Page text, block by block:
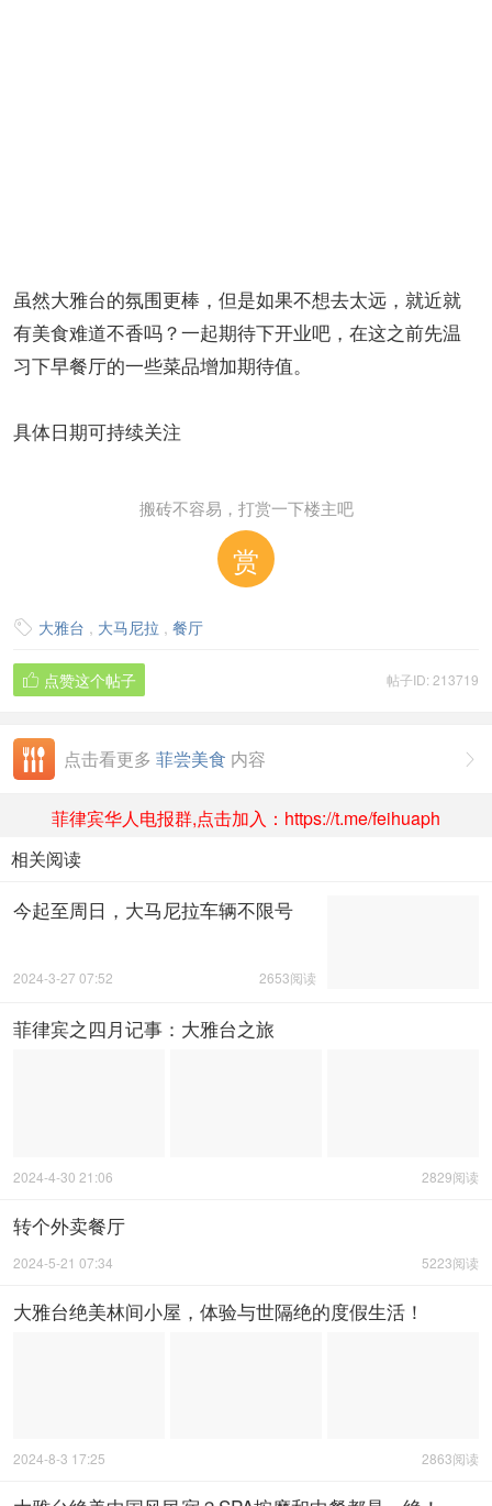
虽然大雅台的氛围更棒，但是如果不想去太远，就近就
有美食难道不香吗？一起期待下开业吧，在这之前先温
习下早餐厅的一些菜品增加期待值。
具体日期可持续关注
搬砖不容易，打赏一下楼主吧
赏
 大雅台 , 大马尼拉 , 餐厅
帖子ID: 213719
 点赞这个帖子

点击看更多 菲尝美食 内容
菲律宾华人电报群,点击加入：https://t.me/feihuaph
相关阅读
今起至周日，大马尼拉车辆不限号
2653阅读
2024-3-27 07:52
菲律宾之四月记事：大雅台之旅
2829阅读
2024-4-30 21:06
转个外卖餐厅
5223阅读
2024-5-21 07:34
大雅台绝美林间小屋，体验与世隔绝的度假生活！
2863阅读
2024-8-3 17:25